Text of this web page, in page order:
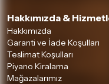
Hakkımızda &
Hakkımızda
Garanti ve İade Koşulları
Teslimat Koşulları
Piyano Kiralama
Mağazalarımız